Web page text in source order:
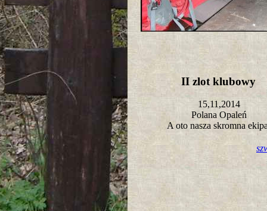
II zlot klubowy
15,11,2014
Polana Opaleń
A oto nasza skromna